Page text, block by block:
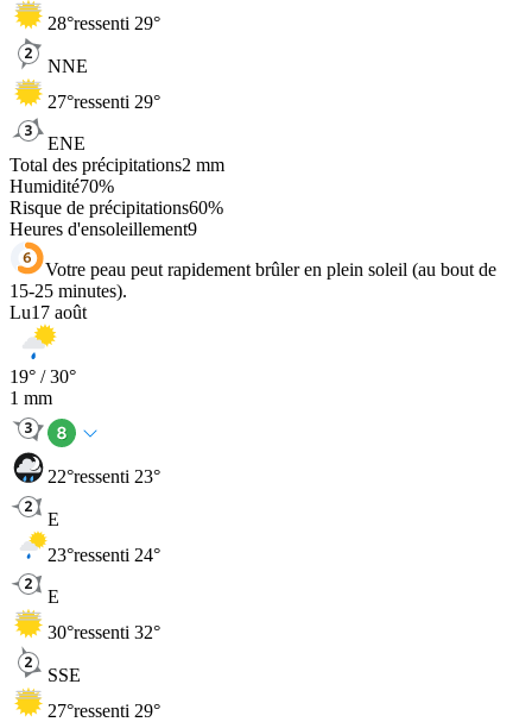
28°ressenti 29°
NNE
27°ressenti 29°
ENE
Total des précipitations2 mm
Humidité70%
Risque de précipitations60%
Heures d'ensoleillement9
Votre peau peut rapidement brûler en plein soleil (au bout de
15-25 minutes).
Lu17 août
19° /30°
1 mm
22°ressenti 23°
E
23°ressenti 24°
E
30°ressenti 32°
SSE
27°ressenti 29°